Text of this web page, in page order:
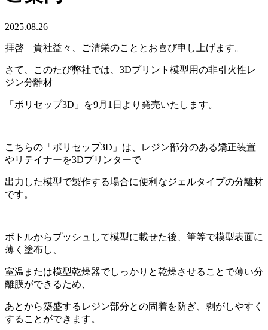
2025.08.26
拝啓 貴社益々、ご清栄のこととお喜び申し上げます。
さて、このたび弊社では、3Dプリント模型用の非引火性レ
ジン分離材
「ポリセップ3D」を9月1日より発売いたします。
こちらの「ポリセップ3D」は、レジン部分のある矯正装置
やリテイナーを3Dプリンターで
出力した模型で製作する場合に便利なジェルタイプの分離材
です。
ボトルからプッシュして模型に載せた後、筆等で模型表面に
薄く塗布し、
室温または模型乾燥器でしっかりと乾燥させることで薄い分
離膜ができるため、
あとから築盛するレジン部分との固着を防ぎ、剥がしやすく
することができます。